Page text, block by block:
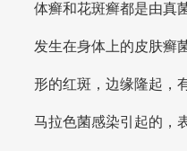
体癣和花斑癣都是由真
发生在身体上的皮肤癣
形的红斑，边缘隆起，
马拉色菌感染引起的，